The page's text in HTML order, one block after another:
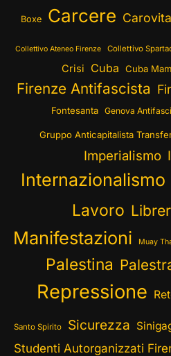
Boxe Carcere Carovita
Collettivo Ateneo Firenze Collettivo
Crisi Cuba Cuba
Firenze Antifascista
Fontesanta Genova
Gruppo Anticapitalista
Imperialismo
Internazionalismo
Lavoro
Manifestazioni Muay
Palestina
Repressione
Santo Spirito Sicurezza
Studenti Autorganizzati